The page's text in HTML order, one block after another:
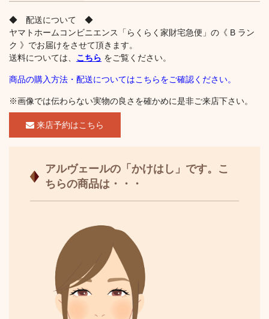
◆ 配送について ◆
ヤマトホームコンビニエンス「らくらく家財宅急便」の《 B ラン
ク 》でお届けをさせて頂きます。
送料については、 こちら をご覧ください。
商品の購入方法・配送についてはこちらをご確認ください。
※画像では伝わらない実物の良さを確かめに是非ご来店下さい。
来店予約はこちら
アルヴェールの「かけはし」です。こ
ちらの商品は・・・